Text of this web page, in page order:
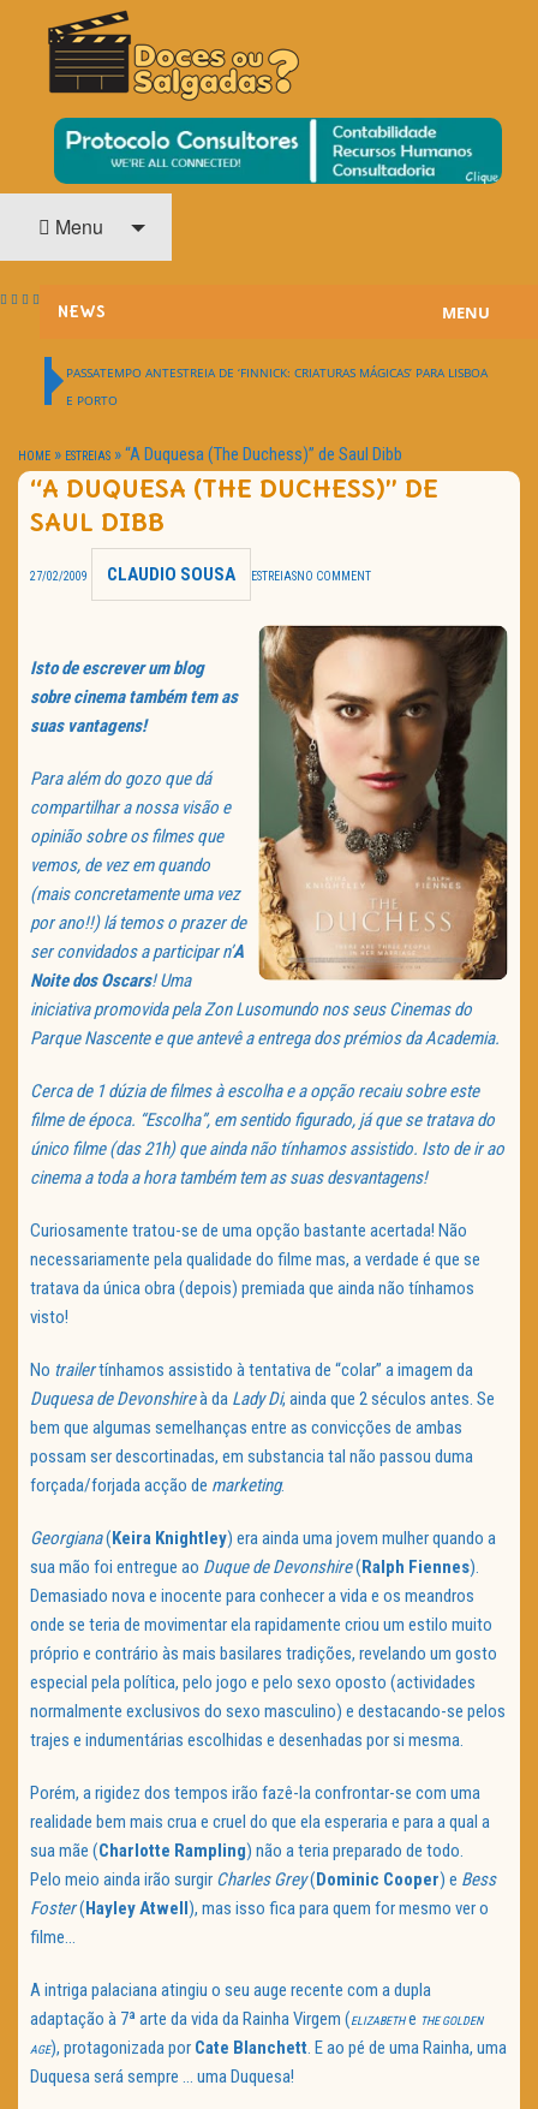
DOCES OU SALGADAS?
O Cinema? Uma Paixão!!
Menu
NEWS
HOME CINEMA
NOTA PESSOAL
TRAILER DO DIA
Política de Privacidade
MENU
PASSATEMPO ANTESTREIA DE ‘FINNICK: CRIATURAS MÁGICAS’ PARA LISBOA
E PORTO
HOME » ESTREIAS »“A Duquesa (The Duchess)” de Saul Dibb
“A DUQUESA (THE DUCHESS)” DE
SAUL DIBB
27/02/2009 CLAUDIO SOUSA ESTREIASNO COMMENT
Isto de escrever um blog
sobre cinema também tem as
suas vantagens!
Para além do gozo que dá
compartilhar a nossa visão e
opinião sobre os filmes que
vemos, de vez em quando
(mais concretamente uma vez
por ano!!) lá temos o prazer de
ser convidados a participar n’A
Noite dos Oscars! Uma
iniciativa promovida pela Zon Lusomundo nos seus Cinemas do
Parque Nascente e que antevê a entrega dos prémios da Academia.
Cerca de 1 dúzia de filmes à escolha e a opção recaiu sobre este
filme de época. “Escolha”, em sentido figurado, já que se tratava do
único filme (das 21h) que ainda não tínhamos assistido. Isto de ir ao
cinema a toda a hora também tem as suas desvantagens!
Curiosamente tratou-se de uma opção bastante acertada! Não
necessariamente pela qualidade do filme mas, a verdade é que se
tratava da única obra (depois) premiada que ainda não tínhamos
visto!
No trailertínhamos assistido à tentativa de “colar” a imagem da
Duquesa de Devonshireà da Lady Di, ainda que 2 séculos antes. Se
bem que algumas semelhanças entre as convicções de ambas
possam ser descortinadas, em substancia tal não passou duma
forçada/forjada acção de marketing.
Georgiana(Keira Knightley) era ainda uma jovem mulher quando a
sua mão foi entregue ao Duque de Devonshire(Ralph Fiennes).
Demasiado nova e inocente para conhecer a vida e os meandros
onde se teria de movimentar ela rapidamente criou um estilo muito
próprio e contrário às mais basilares tradições, revelando um gosto
especial pela política, pelo jogo e pelo sexo oposto (actividades
normalmente exclusivos do sexo masculino) e destacando-se pelos
trajes e indumentárias escolhidas e desenhadas por si mesma.
Porém, a rigidez dos tempos irão fazê-la confrontar-se com uma
realidade bem mais crua e cruel do que ela esperaria e para a qual a
sua mãe (Charlotte Rampling) não a teria preparado de todo.
Pelo meio ainda irão surgir Charles Grey(Dominic Cooper) e Bess
Foster(Hayley Atwell), mas isso fica para quem for mesmo ver o
filme…
A intriga palaciana atingiu o seu auge recente com a dupla
adaptação à 7ª arte da vida da Rainha Virgem (ELIZABETHe THE GOLDEN
AGE), protagonizada por Cate Blanchett. E ao pé de uma Rainha, uma
Duquesa será sempre … uma Duquesa!